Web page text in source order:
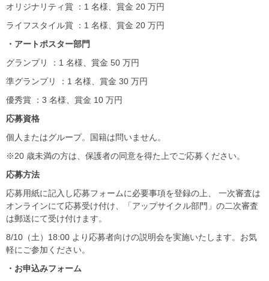
オリジナリティ賞 ：1 名様、賞金 20 万円
ライフスタイル賞 ：1 名様、賞金 20 万円
・アートポスター部門
グランプリ ：1 名様、賞金 50 万円
準グランプリ ：1 名様、賞金 30 万円
優秀賞 ：3 名様、賞金 10 万円
応募資格
個人またはグループ。国籍は問いません。
※20 歳未満の方は、保護者の同意を得た上でご応募ください。
応募方法
応募用紙に記入し応募フォームに必要事項を登録の上、 一次審査は
オンラインにて応募受け付け、「アップサイクル部門」の二次審査
は郵送にて受け付けます。
8/10（土）18:00 より応募者向けの説明会を実施いたします。お気
軽にご参加ください。
・お申込みフォーム